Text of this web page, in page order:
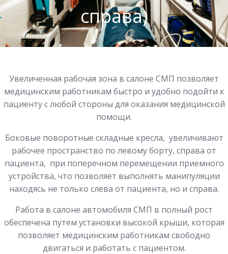
справа)
Увеличенная рабочая зона в салоне СМП позволяет
медицинским работникам быстро и удобно подойти к
пациенту с любой стороны для оказания медицинской
помощи.
Боковые поворотные складные кресла, увеличивают
рабочее пространство по левому борту, справа от
пациента, при поперечном перемещении приемного
устройства, что позволяет выполнять манипуляции
находясь не только слева от пациента, но и справа.
Работа в салоне автомобиля СМП в полный рост
обеспечена путем установки высокой крыши, которая
позволяет медицинским работникам свободно
двигаться и работать с пациентом.